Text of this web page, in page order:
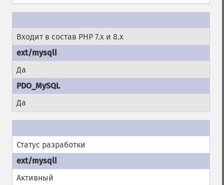
Входит в состав PHP 7.x и 8.x
Да
Да
Статус разработки
Активный